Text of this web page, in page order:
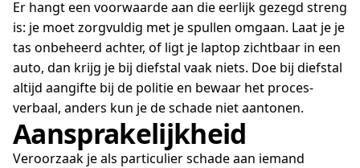
Er hangt een voorwaarde aan die eerlijk gezegd streng
is: je moet zorgvuldig met je spullen omgaan. Laat je je
tas onbeheerd achter, of ligt je laptop zichtbaar in een
auto, dan krijg je bij diefstal vaak niets. Doe bij diefstal
altijd aangifte bij de politie en bewaar het proces-
verbaal, anders kun je de schade niet aantonen.
Aansprakelijkheid
Veroorzaak je als particulier schade aan iemand